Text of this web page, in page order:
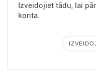
Izveidojiet tādu, lai
konta.